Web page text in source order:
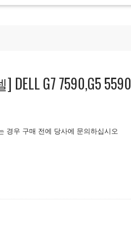
G7 7590,G5 5590
경우 구매 전에 당사에 문의하십시오